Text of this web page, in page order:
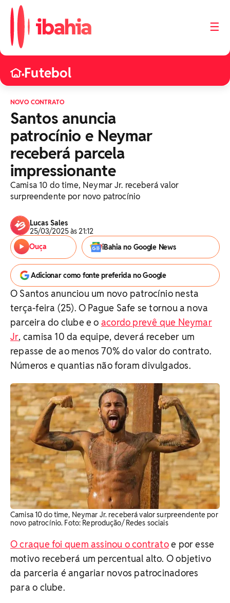
☰
•Futebol
NOVO CONTRATO
Santos anuncia
patrocínio e Neymar
receberá parcela
impressionante
Camisa 10 do time, Neymar Jr. receberá valor
surpreendente por novo patrocínio
Lucas Sales
25/03/2025 às 21:12
Ouça
iBahia no Google News
Adicionar como fonte preferida no Google
O Santos anunciou um novo patrocínio nesta
terça-feira (25). O Pague Safe se tornou a nova
parceira do clube e o acordo prevê que Neymar
Jr, camisa 10 da equipe, deverá receber um
repasse de ao menos 70% do valor do contrato.
Números e quantias não foram divulgados.
Camisa 10 do time, Neymar Jr. receberá valor surpreendente por
novo patrocínio. Foto: Reprodução/ Redes sociais
O craque foi quem assinou o contratoe por esse
motivo receberá um percentual alto. O objetivo
da parceria é angariar novos patrocinadores
para o clube.